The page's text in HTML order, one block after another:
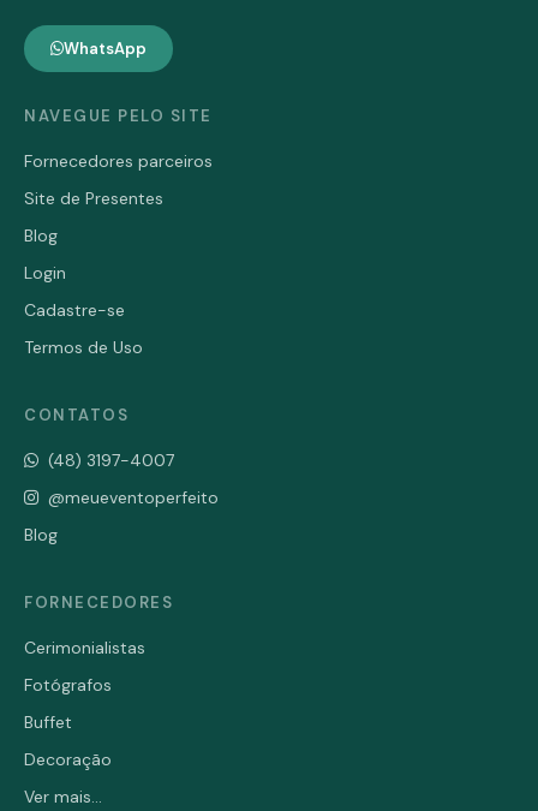
WhatsApp
NAVEGUE PELO SITE
Fornecedores parceiros
Site de Presentes
Blog
Login
Cadastre-se
Termos de Uso
CONTATOS
(48) 3197-4007
@meueventoperfeito
Blog
FORNECEDORES
Cerimonialistas
Fotógrafos
Buffet
Decoração
Ver mais...